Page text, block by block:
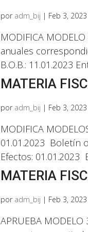
por adm_bij | Feb 3, 2023
MODIFICA
anuales
B.O.B.: 11.01.2023
MATERIA
por adm_bij | Feb 3, 2023
MODIFICA
01.01.2023 Boletín
Efectos: 01.01.2023
MATERIA
por adm_bij | Feb 3, 2023
APRUEBA